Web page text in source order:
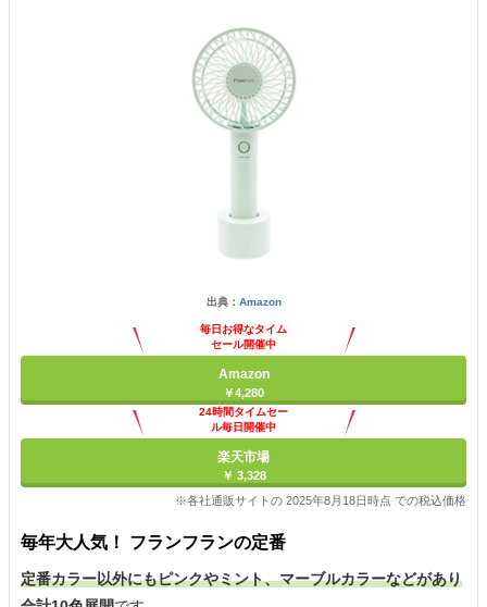
出典： Amazon
毎日お得なタイム
セール開催中
Amazon
￥4,280
24時間タイムセー
ル毎日開催中
楽天市場
￥ 3,328
※各社通販サイトの 2025年8月18日時点 での税込価格
毎年大人気！ フランフランの定番
定番カラー以外にもピンクやミント、マーブルカラーなどがあり